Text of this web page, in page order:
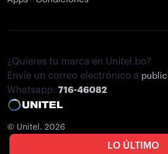
LO ÚLTIMO
¿Quieres tu marca en Unitel.bo?
Envíe un correo electrónico a
Whatsapp: 716-46082
© Unitel. 2026